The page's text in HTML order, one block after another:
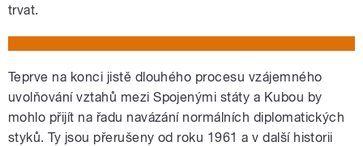
trvat.
Teprve na konci jistě dlouhého procesu vzájemného
uvolňování vztahů mezi Spojenými státy a Kubou by
mohlo přijít na řadu navázání normálních diplomatických
styků. Ty jsou přerušeny od roku 1961 a v další historii